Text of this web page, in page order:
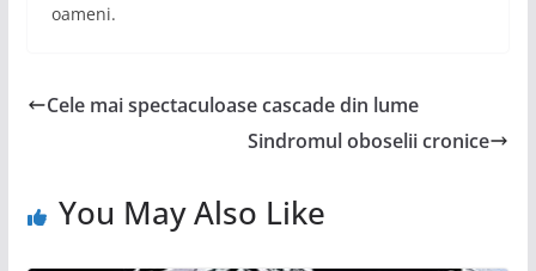
oameni.
Cele mai spectaculoase cascade din lume
Sindromul oboselii cronice
You May Also Like